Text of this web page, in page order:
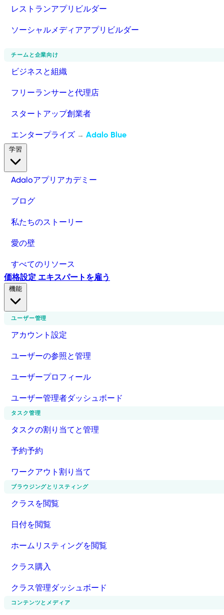
レストランアプリビルダー
ソーシャルメディアアプリビルダー
チームと企業向け
ビジネスと組織
フリーランサーと代理店
スタートアップ創業者
エンタープライズ → Adalo Blue
Adaloアプリアカデミー
ブログ
私たちのストーリー
愛の壁
すべてのリソース
価格設定 エキスパートを雇う
ユーザー管理
アカウント設定
ユーザーの参照と管理
ユーザープロフィール
ユーザー管理者ダッシュボード
タスク管理
タスクの割り当てと管理
予約予約
ワークアウト割り当て
ブラウジングとリスティング
クラスを閲覧
日付を閲覧
ホームリスティングを閲覧
クラス購入
クラス管理ダッシュボード
コンテンツとメディア